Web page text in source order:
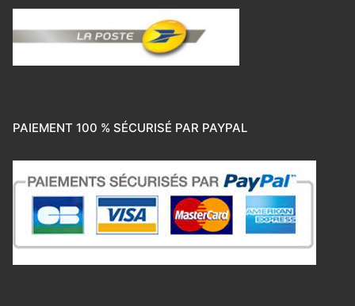
PAIEMENT 100 % SÉCURISÉ PAR PAYPAL